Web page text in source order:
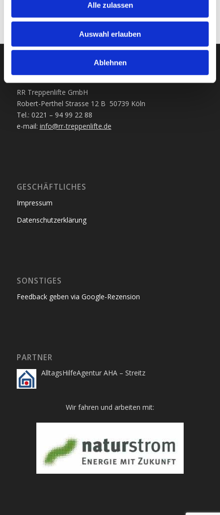
Alle zulassen
Auswahl erlauben
Ablehnen
KONTAKT
RR Treppenlifte GmbH
Robert-Perthel Strasse 12 B 50739 Köln
Tel.: 0221 – 94 99 22 88
e-mail: info@rr-treppenlifte.de
GESCHÄFTLICHES
Impressum
Datenschutzerklärung
SONSTIGES
Feedback geben via Google-Rezension
PARTNER
AlltagsHilfeAgentur AHA – Streitz
Wir fahren und arbeiten mit: